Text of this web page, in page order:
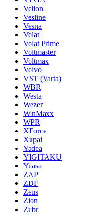
Velion
Vesline
Vesna
Volat
Volat Prime
Voltmaster
Voltmax
Volvo
VST (Varta)
WBR
Westa
Wezer
WinMaxx
WPR
XForce
Xupai
Yadea
YIGITAKU
Yuasa
ZAP
ZDF
Zeus
Zion
Zubr